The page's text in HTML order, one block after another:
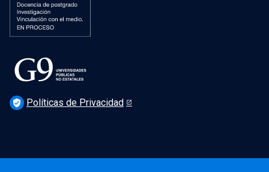
verified_user Políticas de Privacidad